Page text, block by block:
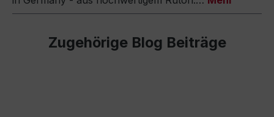
Zugehörige Blog Beiträge